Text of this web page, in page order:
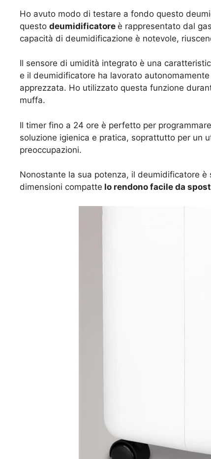
Ho avuto modo di testare a fondo questo
questo deumidificatore è rappresentato dal
capacità di deumidificazione è notevole,
Il sensore di umidità integrato è una
e il deumidificatore ha lavorato
apprezzata. Ho utilizzato questa funzione
muffa.
Il timer fino a 24 ore è perfetto per programmare
soluzione igienica e pratica, soprattutto per un
preoccupazioni.
Nonostante la sua potenza, il deumidificatore
dimensioni compatte lo rendono facile da